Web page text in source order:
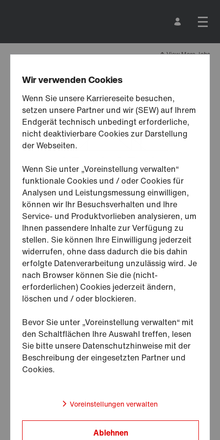
View More Jobs
Diese Stelle ist nicht mehr
verfügbar.
Sie können auch
Alle Tätigkeiten anzeigen
.
Wir verwenden Cookies
Wenn Sie unsere Karriereseite besuchen,
setzen unsere Partner und wir (SEW) auf Ihrem
Endgerät technisch unbedingt erforderliche,
nicht deaktivierbare Cookies zur Darstellung
der Webseiten.
Wenn Sie unter „Voreinstellung verwalten“
funktionale Cookies und / oder Cookies für
Analysen und Leistungsmessung einwilligen,
können wir Ihr Besuchsverhalten und Ihre
Service- und Produktvorlieben analysieren, um
Ihnen passendere Inhalte zur Verfügung zu
stellen. Sie können Ihre Einwilligung jederzeit
widerrufen, ohne dass dadurch die bis dahin
erfolgte Datenverarbeitung unzulässig wird. Je
nach Browser können Sie die (nicht-
erforderlichen) Cookies jederzeit ändern,
löschen und / oder blockieren.
Bevor Sie unter „Voreinstellung verwalten“ mit
den Schaltflächen Ihre Auswahl treffen, lesen
Sie bitte unsere Datenschutzhinweise mit der
Beschreibung der eingesetzten Partner und
Cookies.
Ablehnen
Voreinstellungen verwalten